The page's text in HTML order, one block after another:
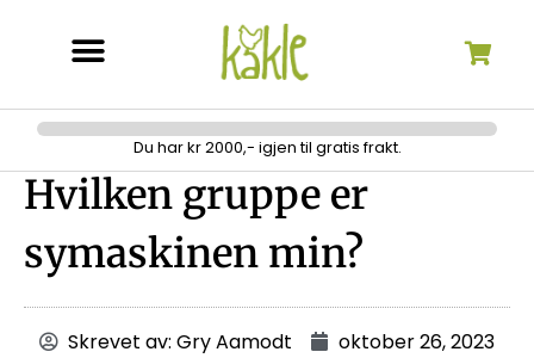
Du har kr 2000,- igjen til gratis frakt.
Hvilken gruppe er
symaskinen min?
Skrevet av: Gry Aamodt
oktober 26, 2023